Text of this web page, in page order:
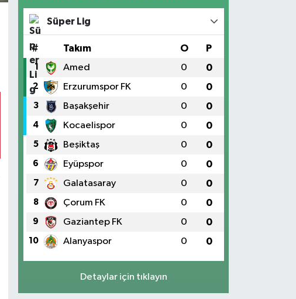
Süper Lig
# Takım O P
1 Amed 0 0
2 Erzurumspor FK 0 0
3 Başakşehir 0 0
4 Kocaelispor 0 0
5 Beşiktaş 0 0
6 Eyüpspor 0 0
7 Galatasaray 0 0
8 Çorum FK 0 0
9 Gaziantep FK 0 0
10 Alanyaspor 0 0
Detaylar için tıklayın